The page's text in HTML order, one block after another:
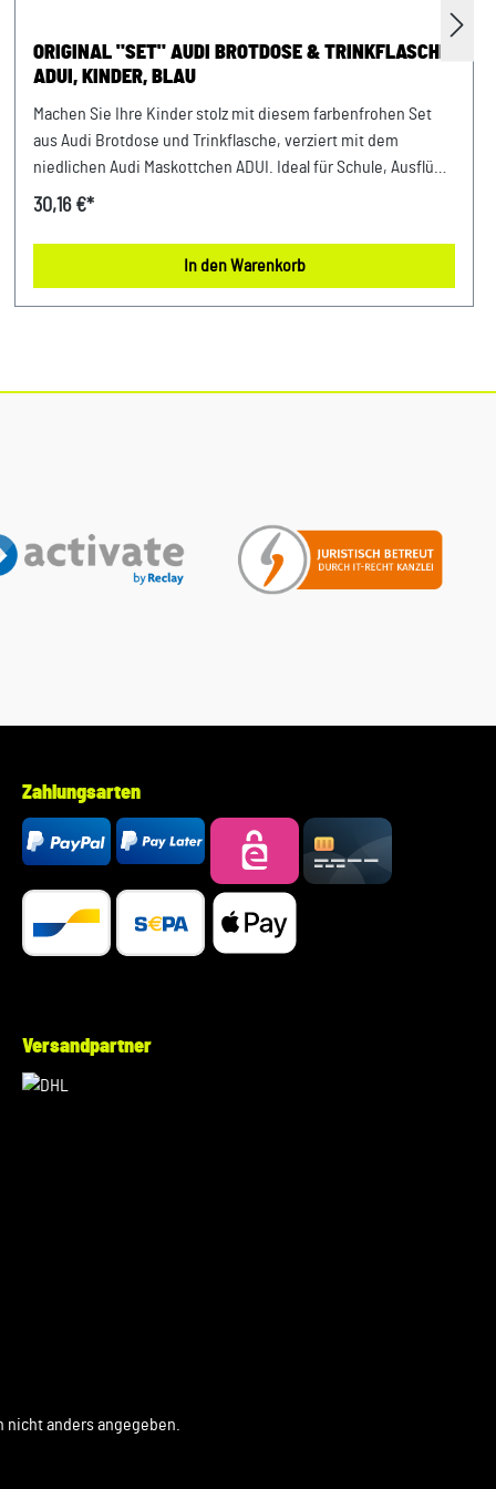
ORIGINAL "SET" AUDI BROTDOSE & TRINKFLASCHE
ADUI, KINDER, BLAU
Machen Sie Ihre Kinder stolz mit diesem farbenfrohen Set
aus Audi Brotdose und Trinkflasche, verziert mit dem
niedlichen Audi Maskottchen ADUI. Ideal für Schule, Ausflüge
oder Sport, bietet die Brotdose ausreichend Platz für ein
und auslaufsicher für alle Lieblingsgetränke sorgt. Beide
Teile sind robust, einfach zu reinigen und speziell für kleine
Melamin - BPA und Bambus - 100 % recyclebar
30,16 €*
In den Warenkorb
Zahlungsarten
Versandpartner
nicht anders angegeben.